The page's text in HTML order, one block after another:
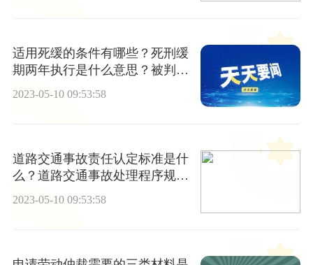
适用死缓的条件有哪些？死刑缓
期两年执行是什么意思？被判处
2023-05-10 09:53:58
道路交通事故责任认定标准是什
么？道路交通事故处理程序规定
2023-05-10 09:53:58